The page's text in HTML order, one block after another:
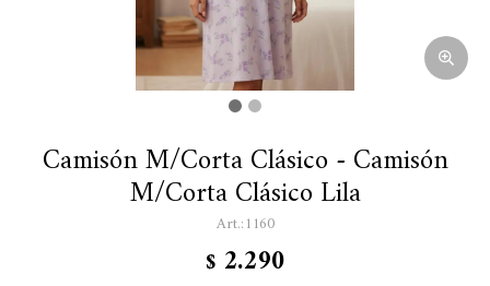
Camisón M/Corta Clásico - Camisón
M/Corta Clásico Lila
1160
$ 2.290